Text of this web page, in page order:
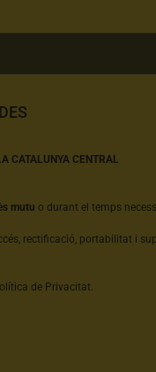
CATALUNYA CENTRAL
mutu o durant el temps
rectificació, portabilitat i
de Privacitat.